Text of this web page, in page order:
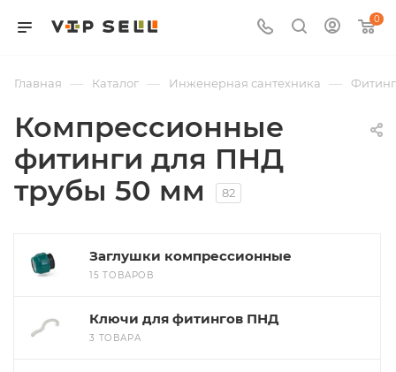
0
Главная — Каталог — Инженерная сантехника —
Компрессионные
фитинги для ПНД
трубы 50 мм
82
Заглушки компрессионные
15 ТОВАРОВ
Ключи для фитингов ПНД
3 ТОВАРА